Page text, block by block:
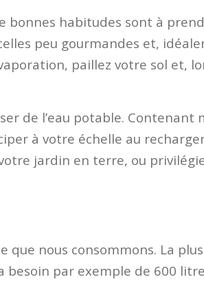
habitudes sont à
peu gourmandes et,
paillez votre sol et,
de l’eau potable.
à votre échelle au
jardin en terre, ou
que nous consommons. La
besoin par exemple de 600